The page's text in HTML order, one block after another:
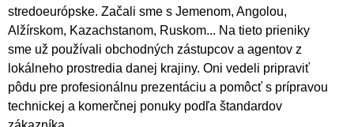
stredoeurópske. Začali sme s Jemenom, Angolou,
Alžírskom, Kazachstanom, Ruskom... Na tieto prieniky
sme už používali obchodných zástupcov a agentov z
lokálneho prostredia danej krajiny. Oni vedeli pripraviť
pôdu pre profesionálnu prezentáciu a pomôcť s prípravou
technickej a komerčnej ponuky podľa štandardov